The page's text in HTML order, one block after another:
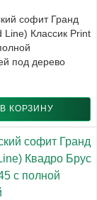
софит Гранд
Line) Классик Print
под дерево
В КОРЗИНУ